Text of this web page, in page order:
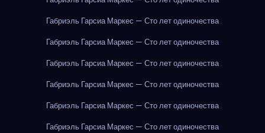
Габриэль Гарсиа Маркес — Сто лет одиночества
Габриэль Гарсиа Маркес — Сто лет одиночества
Габриэль Гарсиа Маркес — Сто лет одиночества
Габриэль Гарсиа Маркес — Сто лет одиночества
Габриэль Гарсиа Маркес — Сто лет одиночества
Габриэль Гарсиа Маркес — Сто лет одиночества